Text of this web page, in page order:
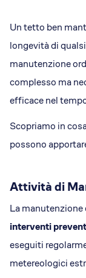
Un tetto ben
longevità di
manutenzione
complesso ma
efficace nel
Scopriamo in
possono
Attività di
La manutenzione
interventi
eseguiti
metereologici